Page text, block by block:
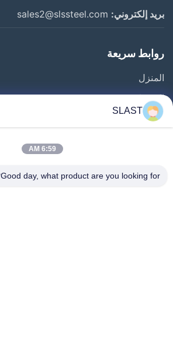
بريد إلكتروني:
روابط سريعة
المنزل
المنتجات
مقاطع فيديو
مراقبة الجودة
SLAST
6:59 AM
Good day, what product are you looking for?